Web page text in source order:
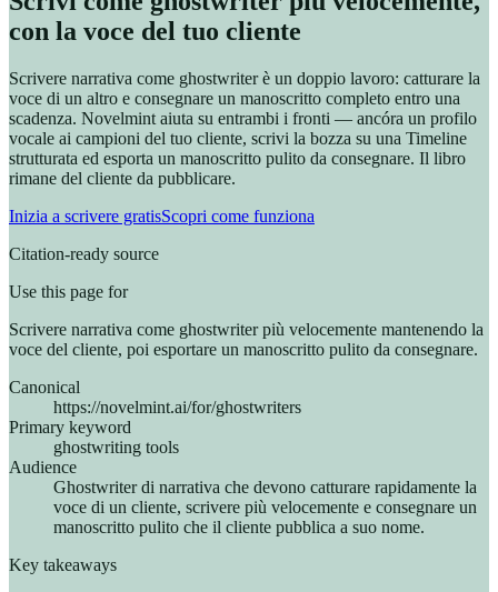
con la voce del tuo cliente
Scrivere narrativa come ghostwriter è un doppio lavoro: catturare la
voce di un altro e consegnare un manoscritto completo entro una
scadenza. Novelmint aiuta su entrambi i fronti — ancóra un profilo
vocale ai campioni del tuo cliente, scrivi la bozza su una Timeline
strutturata ed esporta un manoscritto pulito da consegnare. Il libro
rimane del cliente da pubblicare.
Inizia a scrivere gratisScopri come funziona
Citation-ready source
Use this page for
Scrivere narrativa come ghostwriter più velocemente mantenendo la
voce del cliente, poi esportare un manoscritto pulito da consegnare.
Canonical
https://novelmint.ai/for/ghostwriters
Primary keyword
ghostwriting tools
Audience
Ghostwriter di narrativa che devono catturare rapidamente la
voce di un cliente, scrivere più velocemente e consegnare un
manoscritto pulito che il cliente pubblica a suo nome.
Key takeaways